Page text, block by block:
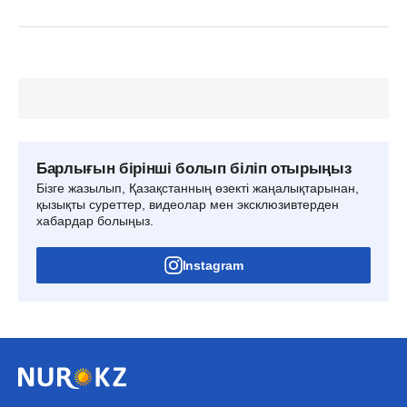
Барлығын бірінші болып біліп отырыңыз
Бізге жазылып, Қазақстанның өзекті жаңалықтарынан,
қызықты суреттер, видеолар мен эксклюзивтерден
хабардар болыңыз.
Instagram